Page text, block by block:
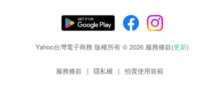
Yahoo台灣電子商務 版權所有 © 2026 服務條款(更新)
服務條款 | 隱私權 | 拍賣使用規範